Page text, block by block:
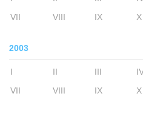
VII
VIII IX X
2003
I II III
VII
VIII IX X